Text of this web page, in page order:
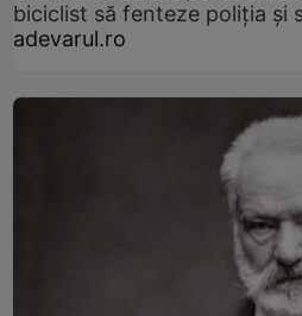
biciclist să fenteze poliția și
adevarul.ro